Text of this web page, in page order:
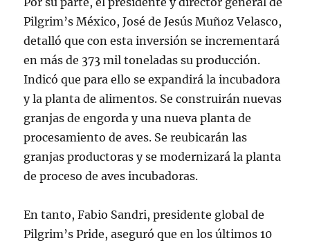
Pilgrim’s México, José de Jesús Muñoz Velasco,
detalló que con esta inversión se incrementará
en más de 373 mil toneladas su producción.
Indicó que para ello se expandirá la incubadora
y la planta de alimentos. Se construirán nuevas
granjas de engorda y una nueva planta de
procesamiento de aves. Se reubicarán las
granjas productoras y se modernizará la planta
de proceso de aves incubadoras.
En tanto, Fabio Sandri, presidente global de
Pilgrim’s Pride, aseguró que en los últimos 10